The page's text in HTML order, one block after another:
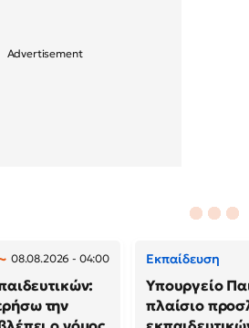
08.08.2026 - 04:00
την
Εκπαίδευση
Υπουργείο
πλαίσιο